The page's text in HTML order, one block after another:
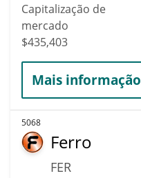
Capitalização de
mercado
$435,403
Mais informação
5068
Ferro
FER